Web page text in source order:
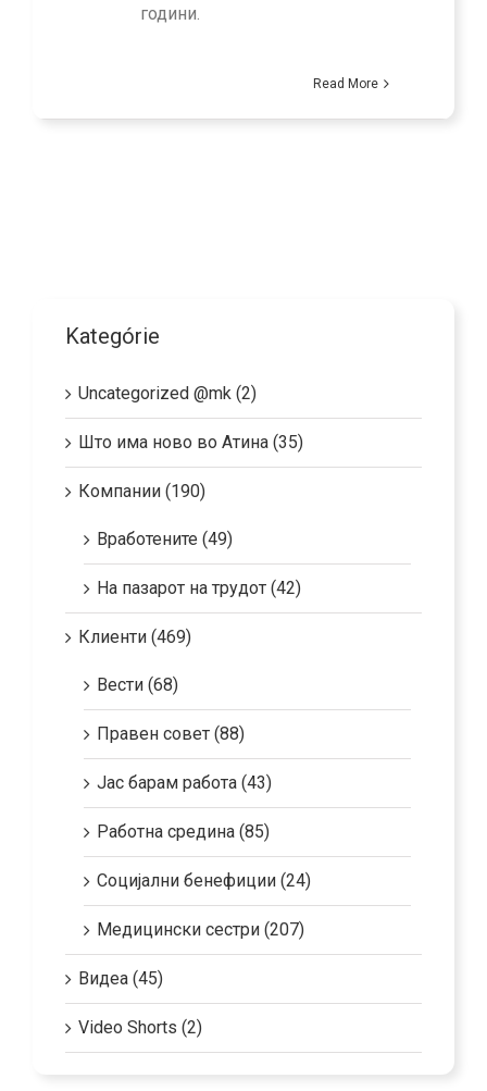
години.
Read More
Kategórie
Uncategorized @mk (2)
Што има ново во Атина (35)
Компании (190)
Вработените (49)
На пазарот на трудот (42)
Клиенти (469)
Вести (68)
Правен совет (88)
Јас барам работа (43)
Работна средина (85)
Социјални бенефиции (24)
Медицински сестри (207)
Видеа (45)
Video Shorts (2)